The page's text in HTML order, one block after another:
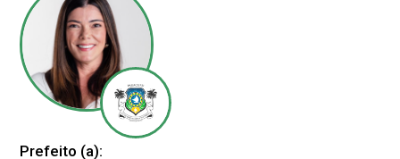
Prefeito (a):